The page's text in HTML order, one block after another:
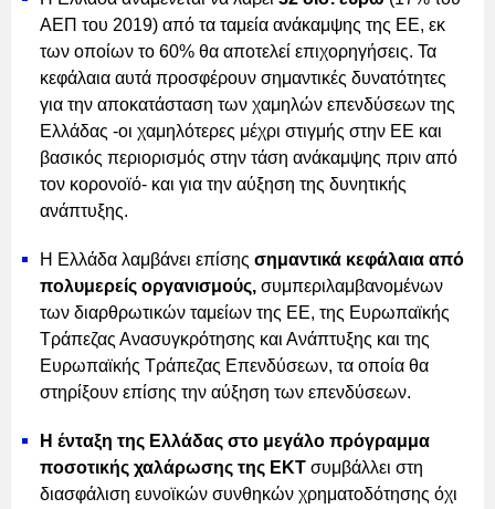
ΑΕΠ του 2019) από τα ταμεία ανάκαμψης της ΕΕ, εκ
των οποίων το 60% θα αποτελεί επιχορηγήσεις. Τα
κεφάλαια αυτά προσφέρουν σημαντικές δυνατότητες
για την αποκατάσταση των χαμηλών επενδύσεων της
Ελλάδας -οι χαμηλότερες μέχρι στιγμής στην ΕΕ και
βασικός περιορισμός στην τάση ανάκαμψης πριν από
τον κορονοϊό- και για την αύξηση της δυνητικής
ανάπτυξης.
Η Ελλάδα λαμβάνει επίσης σημαντικά κεφάλαια από
πολυμερείς οργανισμούς, συμπεριλαμβανομένων
των διαρθρωτικών ταμείων της ΕΕ, της Ευρωπαϊκής
Τράπεζας Ανασυγκρότησης και Ανάπτυξης και της
Ευρωπαϊκής Τράπεζας Επενδύσεων, τα οποία θα
στηρίξουν επίσης την αύξηση των επενδύσεων.
Η ένταξη της Ελλάδας στο μεγάλο πρόγραμμα
ποσοτικής χαλάρωσης της ΕΚΤ συμβάλλει στη
διασφάλιση ευνοϊκών συνθηκών χρηματοδότησης όχι